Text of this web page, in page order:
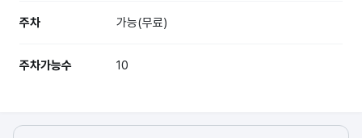
주차 가능(무료)
주차가능수 10